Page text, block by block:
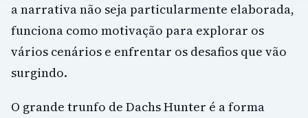
a narrativa não seja particularmente elaborada,
funciona como motivação para explorar os
vários cenários e enfrentar os desafios que vão
surgindo.
O grande trunfo de Dachs Hunter é a forma